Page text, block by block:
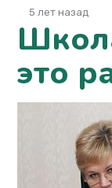
5 лет назад
это